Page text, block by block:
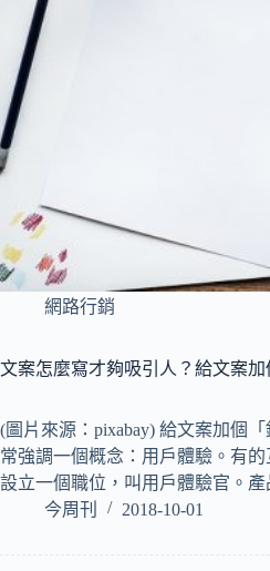
網路行銷
文案怎麼寫才夠吸引人？給文案加
(圖片來源：pixabay) 給文案加個
常強調一個概念：用戶體驗。有
設立一個職位，叫用戶體驗官。
今周刊
2018-10-01